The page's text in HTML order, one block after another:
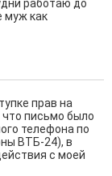
работаю до
муж как
прав на
письмо было
телефона по
ВТБ-24), в
с моей